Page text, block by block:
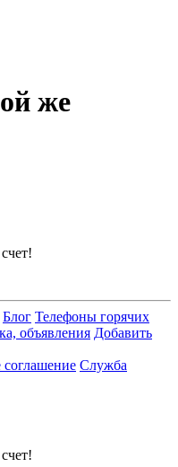
же
Блог Телефоны горячих
объявления Добавить
соглашение Служба